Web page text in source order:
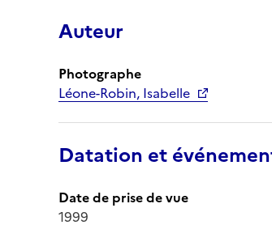
Auteur
Photographe
Léone-Robin, Isabelle
Datation et
Date de prise de vue
1999